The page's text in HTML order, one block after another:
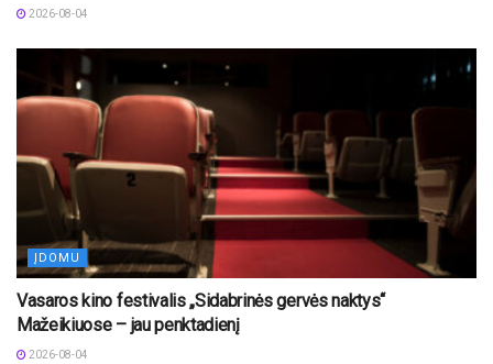
2026-08-04
ĮDOMU
Vasaros kino festivalis „Sidabrinės gervės naktys“
Mažeikiuose – jau penktadienį
2026-08-04